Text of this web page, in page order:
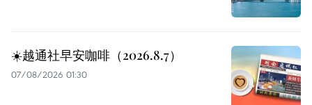
☀️越通社早安咖啡（2026.8.7）
07/08/2026 01:30